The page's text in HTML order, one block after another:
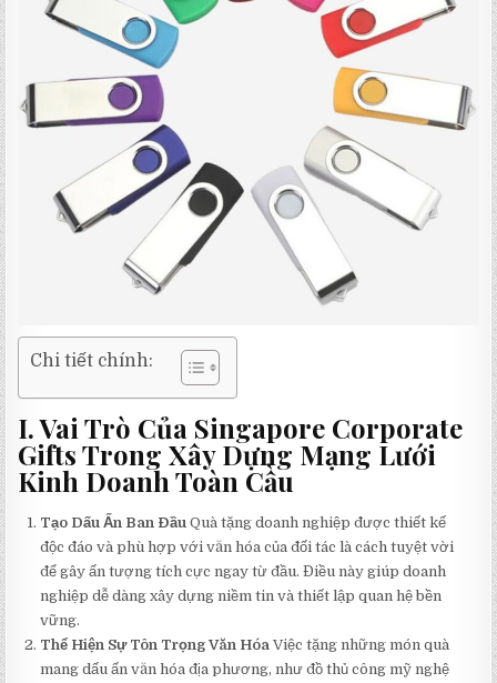
Chi tiết chính:
I. Vai Trò Của Singapore Corporate
Gifts Trong Xây Dựng Mạng Lưới
Kinh Doanh Toàn Cầu
Tạo Dấu Ấn Ban Đầu Quà tặng doanh nghiệp được thiết kế
độc đáo và phù hợp với văn hóa của đối tác là cách tuyệt vời
để gây ấn tượng tích cực ngay từ đầu. Điều này giúp doanh
nghiệp dễ dàng xây dựng niềm tin và thiết lập quan hệ bền
vững.
Thể Hiện Sự Tôn Trọng Văn Hóa Việc tặng những món quà
mang dấu ấn văn hóa địa phương, như đồ thủ công mỹ nghệ